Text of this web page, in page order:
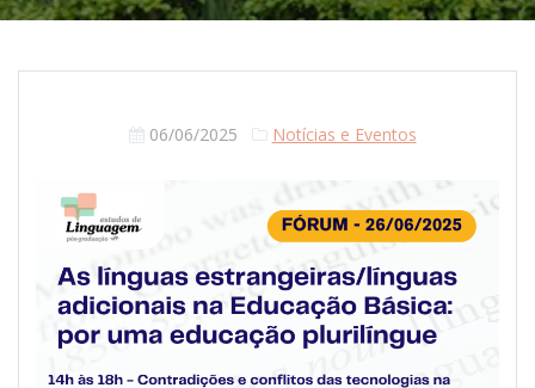
06/06/2025 Notícias e Eventos